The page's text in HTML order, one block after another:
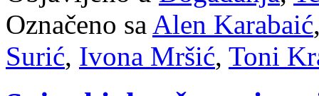
Označeno sa Alen Karabaić
Surić, Ivona Mršić, Toni